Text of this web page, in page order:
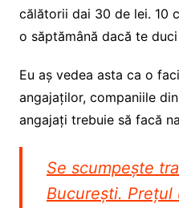
călătorii dai 30 de lei. 10
o săptămână dacă te
Eu aș vedea asta ca o
angajaților, companiile
angajați trebuie să facă
Se scumpește
București.